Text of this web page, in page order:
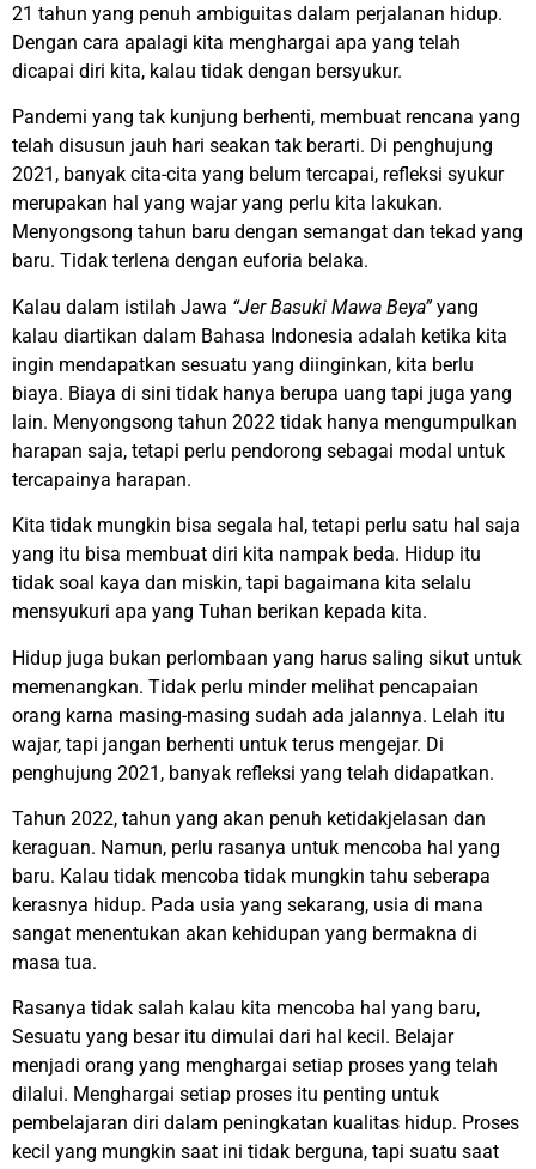
21 tahun yang penuh ambiguitas dalam perjalanan hidup.
Dengan cara apalagi kita menghargai apa yang telah
dicapai diri kita, kalau tidak dengan bersyukur.
Pandemi yang tak kunjung berhenti, membuat rencana yang
telah disusun jauh hari seakan tak berarti. Di penghujung
2021, banyak cita-cita yang belum tercapai, refleksi syukur
merupakan hal yang wajar yang perlu kita lakukan.
Menyongsong tahun baru dengan semangat dan tekad yang
baru. Tidak terlena dengan euforia belaka.
Kalau dalam istilah Jawa “Jer Basuki Mawa Beya”yang
kalau diartikan dalam Bahasa Indonesia adalah ketika kita
ingin mendapatkan sesuatu yang diinginkan, kita berlu
biaya. Biaya di sini tidak hanya berupa uang tapi juga yang
lain. Menyongsong tahun 2022 tidak hanya mengumpulkan
harapan saja, tetapi perlu pendorong sebagai modal untuk
tercapainya harapan.
Kita tidak mungkin bisa segala hal, tetapi perlu satu hal saja
yang itu bisa membuat diri kita nampak beda. Hidup itu
tidak soal kaya dan miskin, tapi bagaimana kita selalu
mensyukuri apa yang Tuhan berikan kepada kita.
Hidup juga bukan perlombaan yang harus saling sikut untuk
memenangkan. Tidak perlu minder melihat pencapaian
orang karna masing-masing sudah ada jalannya. Lelah itu
wajar, tapi jangan berhenti untuk terus mengejar. Di
penghujung 2021, banyak refleksi yang telah didapatkan.
Tahun 2022, tahun yang akan penuh ketidakjelasan dan
keraguan. Namun, perlu rasanya untuk mencoba hal yang
baru. Kalau tidak mencoba tidak mungkin tahu seberapa
kerasnya hidup. Pada usia yang sekarang, usia di mana
sangat menentukan akan kehidupan yang bermakna di
masa tua.
Rasanya tidak salah kalau kita mencoba hal yang baru,
Sesuatu yang besar itu dimulai dari hal kecil. Belajar
menjadi orang yang menghargai setiap proses yang telah
dilalui. Menghargai setiap proses itu penting untuk
pembelajaran diri dalam peningkatan kualitas hidup. Proses
kecil yang mungkin saat ini tidak berguna, tapi suatu saat